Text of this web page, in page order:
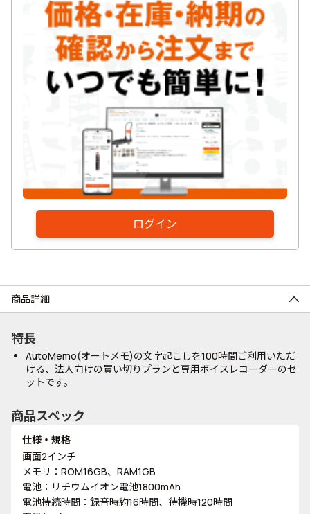
ログイン
商品詳細
特長
AutoMemo(オートメモ)の文字起こしを100時間ご利用いただ
ける、法人向けの買い切りプランと専用ボイスレコーダーのセ
ットです。
商品スペック
仕様・規格
画面2インチ
メモリ：ROM16GB、RAM1GB
電池：リチウムイオン電池1800mAh
電池持続時間：録音時約16時間、待機時120時間